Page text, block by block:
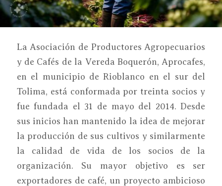
La Asociación de Productores Agropecuarios
y de Cafés de la Vereda Boquerón, Aprocafes,
en el municipio de Rioblanco en el sur del
Tolima, está conformada por treinta socios y
fue fundada el 31 de mayo del 2014. Desde
sus inicios han mantenido la idea de mejorar
la producción de sus cultivos y similarmente
la calidad de vida de los socios de la
organización. Su mayor objetivo es ser
exportadores de café, un proyecto ambicioso